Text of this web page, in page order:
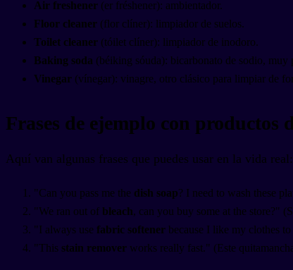
Air freshener (er fréshener): ambientador.
Floor cleaner (flor clíner): limpiador de suelos.
Toilet cleaner (tóilet clíner): limpiador de inodoro.
Baking soda (béiking sóuda): bicarbonato de sodio,
Vinegar (vínegar): vinagre, otro clásico para limpiar de
Frases de ejemplo con productos
Aquí van algunas frases que puedes usar en la vida real:
"Can you pass me the dish soap? I need to wash these
"We ran out of bleach, can you buy some at the store?"
"I always use fabric softener because I like my clothes
"This stain remover works really fast." (Este